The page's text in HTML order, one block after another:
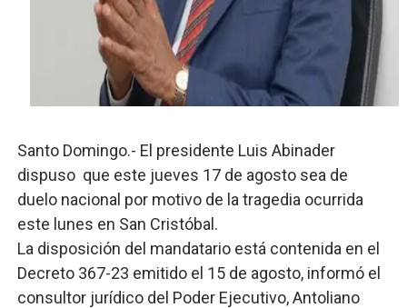
SNS y el SRSO actualizan Manual de Comunicación
Osiris de León responde a Roberto Tineo y a Yeisy
DGPCF: 55 años sembrando desarrollo y
Operativo interagencial frena delitos ambientales y
-Propeep y Gestión Presidencial encabezan entrega
Santo Domingo.- El presidente Luis Abinader
dispuso que este jueves 17 de agosto sea de
duelo nacional por motivo de la tragedia ocurrida
este lunes en San Cristóbal.
La disposición del mandatario está contenida en el
Decreto 367-23 emitido el 15 de agosto, informó el
consultor jurídico del Poder Ejecutivo, Antoliano